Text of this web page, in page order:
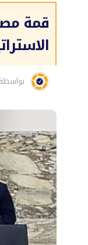
قمة
بواسطة